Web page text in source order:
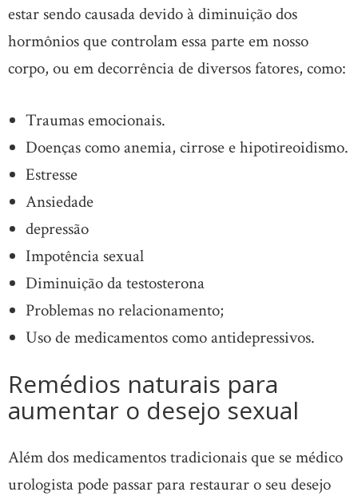
estar sendo causada devido à diminuição dos
hormônios que controlam essa parte em nosso
corpo, ou em decorrência de diversos fatores, como:
Traumas emocionais.
Doenças como anemia, cirrose e hipotireoidismo.
Estresse
Ansiedade
depressão
Impotência sexual
Diminuição da testosterona
Problemas no relacionamento;
Uso de medicamentos como antidepressivos.
Remédios naturais para
aumentar o desejo sexual
Além dos medicamentos tradicionais que se médico
urologista pode passar para restaurar o seu desejo